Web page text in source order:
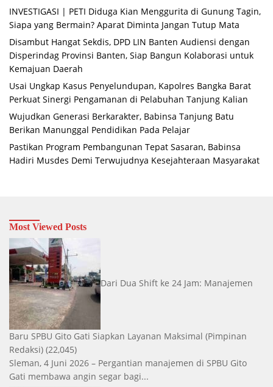
INVESTIGASI | PETI Diduga Kian Menggurita di Gunung Tagin,
Siapa yang Bermain? Aparat Diminta Jangan Tutup Mata
Disambut Hangat Sekdis, DPD LIN Banten Audiensi dengan
Disperindag Provinsi Banten, Siap Bangun Kolaborasi untuk
Kemajuan Daerah
Usai Ungkap Kasus Penyelundupan, Kapolres Bangka Barat
Perkuat Sinergi Pengamanan di Pelabuhan Tanjung Kalian
Wujudkan Generasi Berkarakter, Babinsa Tanjung Batu
Berikan Manunggal Pendidikan Pada Pelajar
Pastikan Program Pembangunan Tepat Sasaran, Babinsa
Hadiri Musdes Demi Terwujudnya Kesejahteraan Masyarakat
Most Viewed Posts
Dari Dua Shift ke 24 Jam: Manajemen
Baru SPBU Gito Gati Siapkan Layanan Maksimal (Pimpinan
Redaksi) (22,045)
Sleman, 4 Juni 2026 – Pergantian manajemen di SPBU Gito
Gati membawa angin segar bagi...